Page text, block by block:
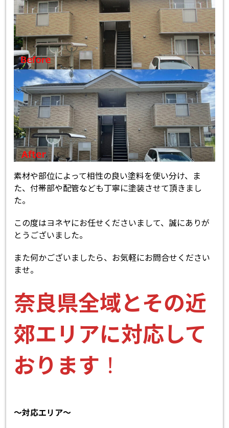
素材や部位によって相性の良い塗料を使い分け、ま
た、付帯部や配管なども丁寧に塗装させて頂きまし
た。
この度はヨネヤにお任せくださいまして、誠にありが
とうございました。
また何かございましたら、お気軽にお問合せください
ませ。
奈良県全域とその近
郊エリアに対応して
おります ！
～対応エリア～